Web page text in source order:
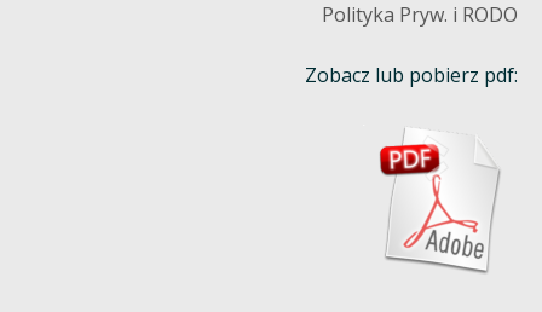
Polityka Pryw. i RODO
Zobacz lub pobierz pdf: